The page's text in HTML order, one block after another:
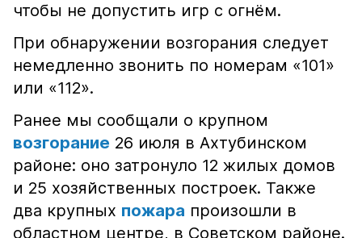
чтобы не допустить игр с огнём.
При обнаружении возгорания следует
немедленно звонить по номерам «101»
или «112».
Ранее мы сообщали о крупном
возгорание 26 июля в Ахтубинском
районе: оно затронуло 12 жилых домов
и 25 хозяйственных построек. Также
два крупных пожара произошли в
областном центре, в Советском районе.